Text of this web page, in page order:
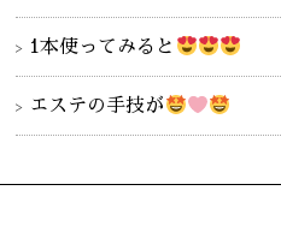
1本使ってみると
エステの手技が